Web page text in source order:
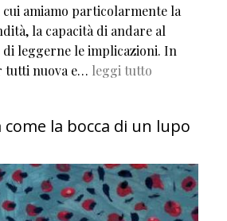
amiamo particolarmente la
la capacità di andare al
leggerne le implicazioni. In
tutti nuova e… leggi tutto
la bocca di un lupo